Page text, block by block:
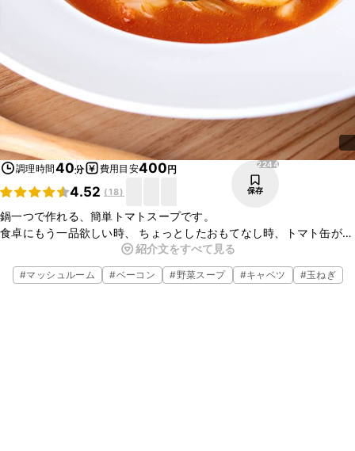
調理時間40分 費用目安400円
4.52 (18)
2244
保存
鍋一つで作れる、簡単トマトスープです。
食卓にもう一品欲しい時、 ちょっとしたおもてなし時、トマト缶が
余ってしまった時などに最適です。
セロリなどの香りが強い野菜を加えても美味しく頂けます。
お好みでアレンジしてみて下さい。
紹介文をすべて見る
#マッシュルーム #ベーコン #野菜スープ #キャベツ #玉ねぎ